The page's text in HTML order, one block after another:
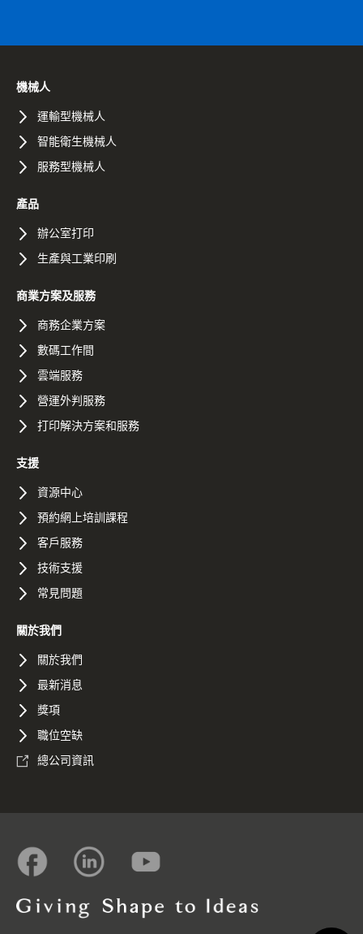
機械人
運輸型機械人
智能衛生機械人
服務型機械人
產品
辦公室打印
生產與工業印刷
商業方案及服務
商務企業方案
數碼工作間
雲端服務
營運外判服務
打印解決方案和服務
支援
資源中心
預約網上培訓課程
客戶服務
技術支援
常見問題
關於我們
關於我們
最新消息
獎項
職位空缺
總公司資訊